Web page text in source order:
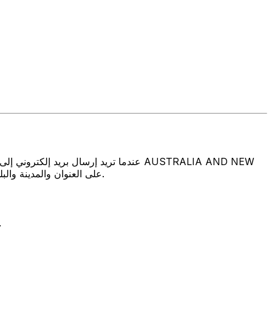
ZEALAND BANKING GROUP (PNG) LTD. على العنوان والمدينة والبلد المذكورين أعلاه. تأكد دائمًا من أن رمز سويفت الذي تستخدمه ينتمي إلى البنك الوجهة.
تتألف رموز سويفت/رموز سويفت/رمز معرّف العميل الدولي (SWIFT/BIC) من 8 إلى 11 حرفًا ورقمًا لتحديد بنك وفرع معين في العالم.